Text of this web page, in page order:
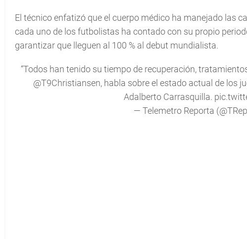
El técnico enfatizó que el cuerpo médico ha manejado las
cada uno de los futbolistas ha contado con su propio
garantizar que lleguen al 100 % al debut mundialista.
“Todos han tenido su tiempo de recuperación,
@T9Christiansen, habla sobre el estado actual de los
Adalberto Carrasquilla.
— Telemetro Reporta